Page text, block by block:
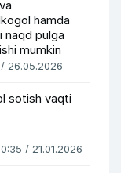
hamda
naqd pulga
mumkin
/ 26.05.2026
sotish vaqti
/ 21.01.2026